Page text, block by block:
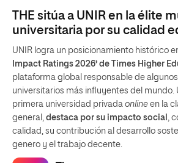
THE sitúa a UNIR en la élite
universitaria por su calidad
UNIR logra un posicionamiento histórico
Impact Ratings 2026’ de Times Higher
plataforma global responsable de
universitarios más influyentes del mundo.
primera universidad privada online en la
general, destaca por su impacto social ,
calidad, su contribución al desarrollo
genero y el trabajo decente.